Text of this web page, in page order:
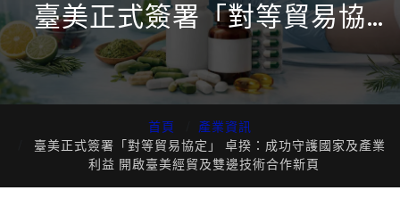
臺美正式簽署「對等貿易協
定」 卓揆：成功守護國家及產
業利益 開啟臺美經貿及雙邊技
術合作新頁
首頁
產業資訊
臺美正式簽署「對等貿易協定」 卓揆：成功守護國家及產業
利益 開啟臺美經貿及雙邊技術合作新頁